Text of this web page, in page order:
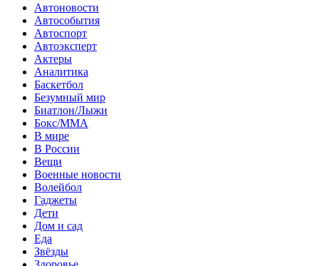
Автоновости
Автособытия
Автоспорт
Автоэксперт
Актеры
Аналитика
Баскетбол
Безумный мир
Биатлон/Лыжи
Бокс/MMA
В мире
В России
Вещи
Военные новости
Волейбол
Гаджеты
Дети
Дом и сад
Еда
Звёзды